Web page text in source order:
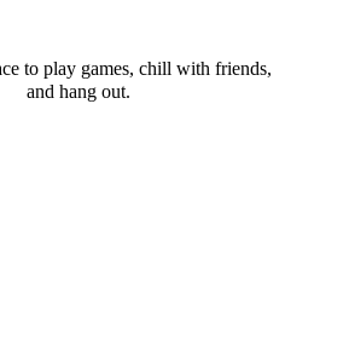
to play games, chill with friends,
and hang out.